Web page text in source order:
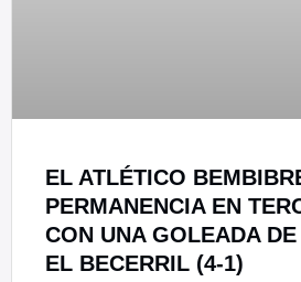
EL ATLÉTICO
PERMANENCIA EN
CON UNA GOLEADA
EL BECERRIL (4-1)